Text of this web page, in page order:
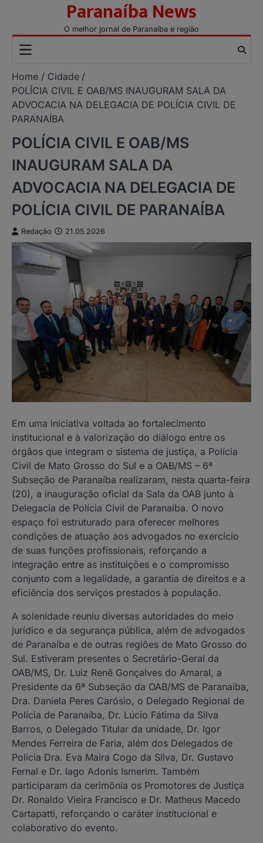
content
Paranaíba News
O melhor jornal de Paranaíba e região
Home
Cidade
POLÍCIA CIVIL E OAB/MS INAUGURAM SALA DA
ADVOCACIA NA DELEGACIA DE POLÍCIA CIVIL DE
PARANAÍBA
POLÍCIA CIVIL E OAB/MS
INAUGURAM SALA DA
ADVOCACIA NA DELEGACIA DE
POLÍCIA CIVIL DE PARANAÍBA
Redação 21.05.2026
Em uma iniciativa voltada ao fortalecimento
institucional e à valorização do diálogo entre os
órgãos que integram o sistema de justiça, a Polícia
Civil de Mato Grosso do Sul e a OAB/MS – 6ª
Subseção de Paranaíba realizaram, nesta quarta-feira
(20), a inauguração oficial da Sala da OAB junto à
Delegacia de Polícia Civil de Paranaíba. O novo
espaço foi estruturado para oferecer melhores
condições de atuação aos advogados no exercício
de suas funções profissionais, reforçando a
integração entre as instituições e o compromisso
conjunto com a legalidade, a garantia de direitos e a
eficiência dos serviços prestados à população.
A solenidade reuniu diversas autoridades do meio
jurídico e da segurança pública, além de advogados
de Paranaíba e de outras regiões de Mato Grosso do
Sul. Estiveram presentes o Secretário-Geral da
OAB/MS, Dr. Luiz Renê Gonçalves do Amaral, a
Presidente da 6ª Subseção da OAB/MS de Paranaíba,
Dra. Daniela Peres Carósio, o Delegado Regional de
Polícia de Paranaíba, Dr. Lúcio Fátima da Silva
Barros, o Delegado Titular da unidade, Dr. Igor
Mendes Ferreira de Faria, além dos Delegados de
Polícia Dra. Eva Maira Cogo da Silva, Dr. Gustavo
Fernal e Dr. Iago Adonis Ismerim. Também
participaram da cerimônia os Promotores de Justiça
Dr. Ronaldo Vieira Francisco e Dr. Matheus Macedo
Cartapatti, reforçando o caráter institucional e
colaborativo do evento.